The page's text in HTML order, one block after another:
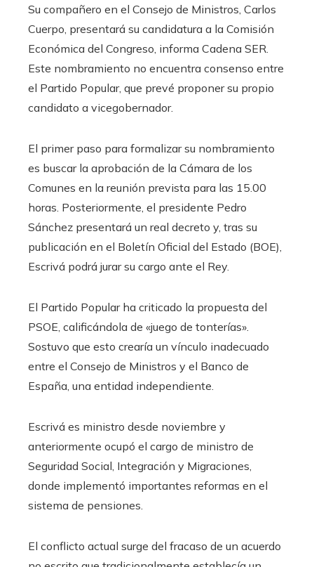
Su compañero en el Consejo de Ministros, Carlos
Cuerpo, presentará su candidatura a la Comisión
Económica del Congreso, informa Cadena SER.
Este nombramiento no encuentra consenso entre
el Partido Popular, que prevé proponer su propio
candidato a vicegobernador.
El primer paso para formalizar su nombramiento
es buscar la aprobación de la Cámara de los
Comunes en la reunión prevista para las 15.00
horas. Posteriormente, el presidente Pedro
Sánchez presentará un real decreto y, tras su
publicación en el Boletín Oficial del Estado (BOE),
Escrivá podrá jurar su cargo ante el Rey.
El Partido Popular ha criticado la propuesta del
PSOE, calificándola de «juego de tonterías».
Sostuvo que esto crearía un vínculo inadecuado
entre el Consejo de Ministros y el Banco de
España, una entidad independiente.
Escrivá es ministro desde noviembre y
anteriormente ocupó el cargo de ministro de
Seguridad Social, Integración y Migraciones,
donde implementó importantes reformas en el
sistema de pensiones.
El conflicto actual surge del fracaso de un acuerdo